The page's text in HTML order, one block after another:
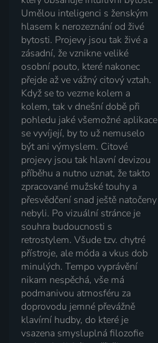
Umělou inteligenci s ženským
hlasem k nerozeznání od živé
bytosti. Projevy jsou tak živé a
zásadní, že vznikne veliké
osobní pouto, které nakonec
přejde až ve vážný citový vztah.
Když se to vezme kolem a
kolem, tak v dnešní době při
pohledu jaké všemožné aplikace
se vyvíjejí, by to už nemuselo
být ani výmyslem. Citové
projevy jsou tak hlavní devizou
příběhu a nutno uznat, že takto
zpracované mužské touhy a
přesvědčení snad ještě natočeny
nebyli. Po vizuální stránce je
souhra budoucnosti s
retrostylem. Všude tzv. chytré
přístroje, ale móda a vkus dob
minulých. Tempo vyprávění
nikam nespěchá, vše má
podmanivou atmosféru za
doprovodu jemné převážně
klavírní hudby, do které je
vsazena smysluplná filozofie